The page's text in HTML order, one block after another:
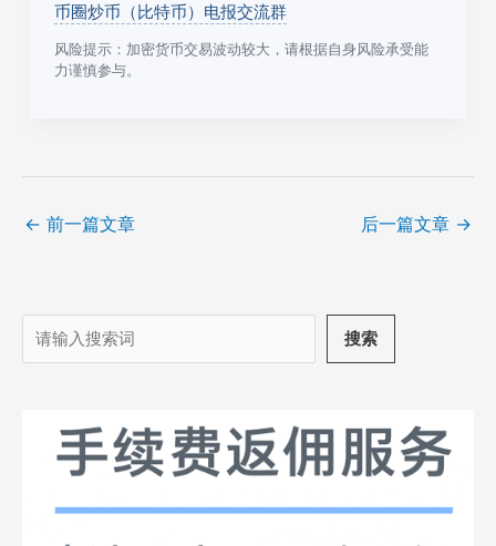
币圈炒币（比特币）电报交流群
风险提示：加密货币交易波动较大，请根据自身风险承受能
力谨慎参与。
← 前一篇文章 后一篇文章 →
搜
索
搜索